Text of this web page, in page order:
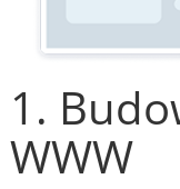
1.
WWW